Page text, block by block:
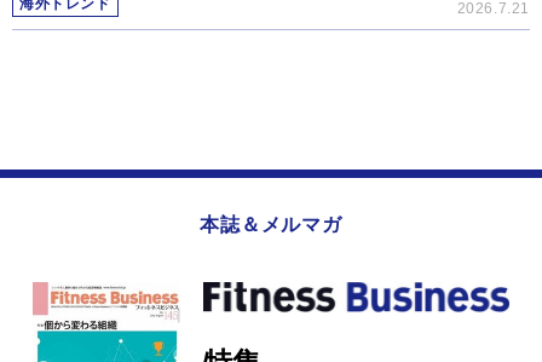
海外トレンド 2026.7.21
本誌＆メルマガ